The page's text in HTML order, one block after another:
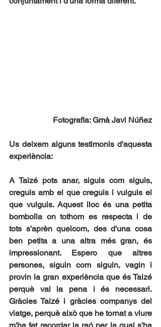
Fotografia: Gmà Javi Núñez
Us deixem alguns testimonis d'aquesta
experiència:
A Taizé pots anar, siguis com siguis,
creguis amb el que creguis i vulguis el
que vulguis. Aquest lloc és una petita
bombolla on tothom es respecta i de
tots s'aprèn quelcom, des d'una cosa
ben petita a una altra més gran, és
impressionant. Espero que altres
persones, siguin com siguin, vagin i
provin la gran experiència que és Taizé
perquè val la pena i és necessari.
Gràcies Taizé i gràcies companys del
viatge, perquè això que he tornat a viure